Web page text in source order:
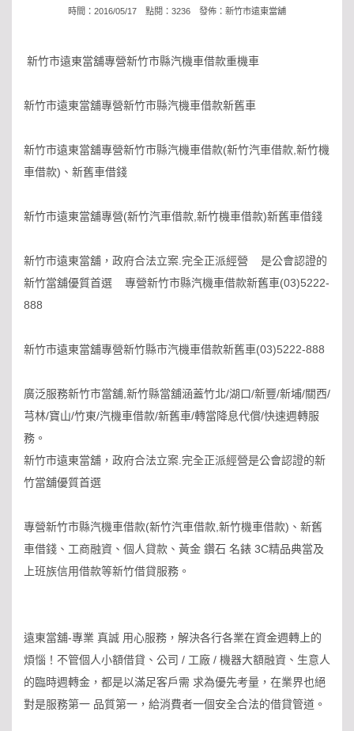
時間：2016/05/17 點閱：3236 發佈： 新竹市遠東當舖
新竹市遠東當舖專營新竹市縣汽機車借款重機車
新竹市遠東當舖專營新竹市縣汽機車借款新舊車
新竹市遠東當舖專營新竹市縣汽機車借款(新竹汽車借款,新竹機
車借款)、新舊車借錢
新竹市遠東當舖專營(新竹汽車借款,新竹機車借款)新舊車借錢
新竹市遠東當舖，政府合法立案.完全正派經營 是公會認證的
新竹當舖優質首選 專營新竹市縣汽機車借款新舊車(03)5222-
888
新竹市遠東當舖專營新竹縣市汽機車借款新舊車(03)5222-888
廣泛服務新竹市當舖,新竹縣當舖涵蓋竹北/湖口/新豐/新埔/關西/
芎林/寶山/竹東/汽機車借款/新舊車/轉當降息代償/快速週轉服
務。
新竹市遠東當舖，政府合法立案.完全正派經營是公會認證的新
竹當舖優質首選
專營新竹市縣汽機車借款(新竹汽車借款,新竹機車借款)、新舊
車借錢、工商融資、個人貸款、黃金 鑽石 名錶 3C精品典當及
上班族信用借款等新竹借貸服務。
遠東當舖-專業 真誠 用心服務，解決各行各業在資金週轉上的
煩惱！不管個人小額借貸、公司 / 工廠 / 機器大額融資、生意人
的臨時週轉金，都是以滿足客戶需 求為優先考量，在業界也絕
對是服務第一 品質第一，給消費者一個安全合法的借貸管道。